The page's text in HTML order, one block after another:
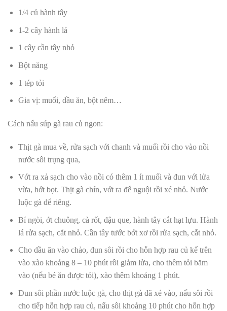
1/4 củ hành tây
1-2 cây hành lá
1 cây cần tây nhỏ
Bột năng
1 tép tỏi
Gia vị: muối, dầu ăn, bột nêm…
Cách nấu súp gà rau củ ngon:
Thịt gà mua về, rửa sạch với chanh và muối rồi cho vào nồi
nước sôi trụng qua,
Vớt ra xả sạch cho vào nồi có thêm 1 ít muối và đun với lửa
vừa, hớt bọt. Thịt gà chín, vớt ra để nguội rồi xé nhỏ. Nước
luộc gà để riêng.
Bí ngòi, ớt chuông, cà rốt, đậu que, hành tây cắt hạt lựu. Hành
lá rửa sạch, cắt nhỏ. Cần tây tước bớt xơ rồi rửa sạch, cắt nhỏ.
Cho dầu ăn vào chảo, đun sôi rồi cho hỗn hợp rau củ kể trên
vào xào khoảng 8 – 10 phút rồi giảm lửa, cho thêm tỏi băm
vào (nếu bé ăn được tỏi), xào thêm khoảng 1 phút.
Đun sôi phần nước luộc gà, cho thịt gà đã xé vào, nấu sôi rồi
cho tiếp hỗn hợp rau củ, nấu sôi khoảng 10 phút cho hỗn hợp